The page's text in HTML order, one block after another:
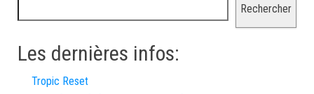
Rechercher
Les dernières infos:
Tropic Reset